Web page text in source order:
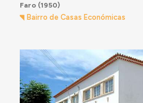
Faro(1950)
Bairro de Casas Económicas